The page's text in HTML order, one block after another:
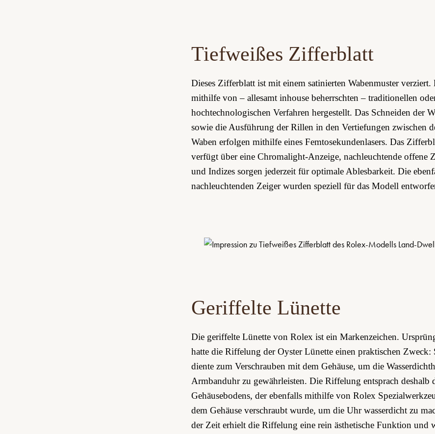
Tiefweißes Zifferblatt
Dieses Zifferblatt ist mit einem satinierten Wabenmuster verziert.
mithilfe von – allesamt inhouse beherrschten – traditionellen
hochtechnologischen Verfahren hergestellt. Das Schneiden der
sowie die Ausführung der Rillen in den Vertiefungen zwischen
Waben erfolgen mithilfe eines Femtosekundenlasers. Das
verfügt über eine Chromalight-Anzeige, nachleuchtende offene
und Indizes sorgen jederzeit für optimale Ablesbarkeit. Die
nachleuchtenden Zeiger wurden speziell für das Modell
Geriffelte Lünette
Die geriffelte Lünette von Rolex ist ein Markenzeichen.
hatte die Riffelung der Oyster Lünette einen praktischen Zweck:
diente zum Verschrauben mit dem Gehäuse­, um die
Armbanduhr zu gewährleisten. Die Riffelung entsprach deshalb
Gehäuse­bodens, der ebenfalls mithilfe von Rolex
dem Gehäuse verschraubt wurde, um die Uhr wasserdicht zu
der Zeit erhielt die Riffelung eine rein ästhetische Funktion und